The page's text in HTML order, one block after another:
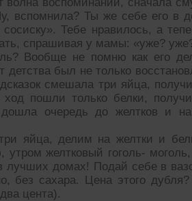
вспомнила? Ты же себе его в
сосиску». Тебе нравилось, а
спрашивая у мамы: «уже?
Вообще не помню как его
детства был не только
смешала три яйца,
пошли только белки,
дошла очередь до желтков и
яйца, делим на желтки и
утром желтковый гоголь-
лучших домах! Подай себе в
без сахара. Цена этого
цента).